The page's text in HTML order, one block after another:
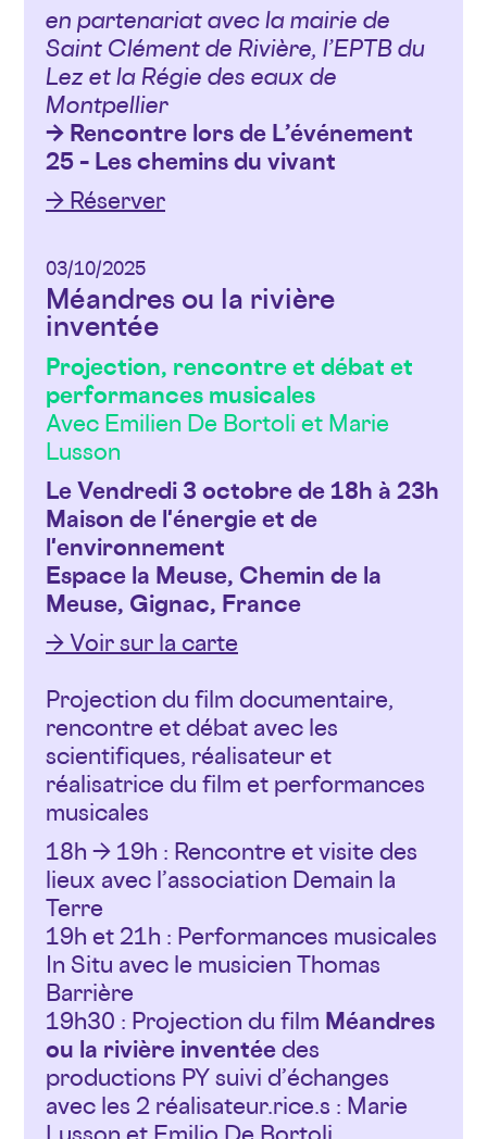
en partenariat avec la mairie de
Saint Clément de Rivière, l’EPTB du
Lez et la Régie des eaux de
Montpellier
→ Rencontre lors de L’événement
25 – Les chemins du vivant
→ Réserver
03/10/2025
Méandres ou la rivière
inventée
Projection, rencontre et débat et
performances musicales
Avec Emilien De Bortoli et Marie
Lusson
Le Vendredi 3 octobre de 18h à 23h
Maison de l'énergie et de
l'environnement
Espace la Meuse, Chemin de la
Meuse, Gignac, France
→ Voir sur la carte
Projection du film documentaire,
rencontre et débat avec les
scientifiques, réalisateur et
réalisatrice du film et performances
musicales
18h → 19h : Rencontre et visite des
lieux avec l’association Demain la
Terre
19h et 21h : Performances musicales
In Situ avec le musicien Thomas
Barrière
19h30 : Projection du film Méandres
ou la rivière inventéedes
productions PY suivi d’échanges
avec les 2 réalisateur.rice.s : Marie